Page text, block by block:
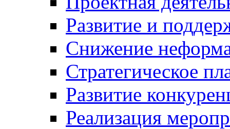
Развитие и
Снижение
Стратегическое
Развитие
Реализация